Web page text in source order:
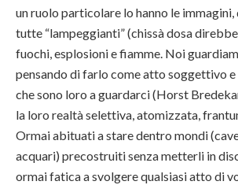
un ruolo particolare lo hanno le
tutte “lampeggianti” (chissà dosa
fuochi, esplosioni e fiamme. Noi
pensando di farlo come atto soggettivo
che sono loro a guardarci (Horst
la loro realtà selettiva, atomizzata,
Ormai abituati a stare dentro mondi
acquari) precostruiti senza metterli in
ormai fatica a svolgere qualsiasi atto di